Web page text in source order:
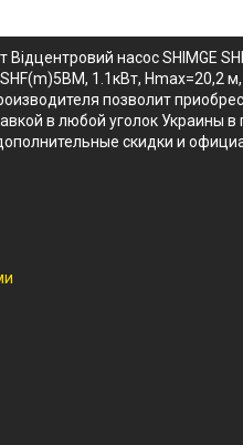
насос
1.1кВт,
позволит
в любой уголок Украины
скидки и